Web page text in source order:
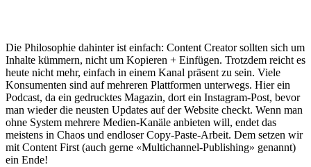
Die Philosophie dahinter ist einfach: Content Creator sollten sich um
Inhalte kümmern, nicht um Kopieren + Einfügen. Trotzdem reicht es
heute nicht mehr, einfach in einem Kanal präsent zu sein. Viele
Konsumenten sind auf mehreren Plattformen unterwegs. Hier ein
Podcast, da ein gedrucktes Magazin, dort ein Instagram-Post, bevor
man wieder die neusten Updates auf der Website checkt. Wenn man
ohne System mehrere Medien-Kanäle anbieten will, endet das
meistens in Chaos und endloser Copy-Paste-Arbeit. Dem setzen wir
mit Content First (auch gerne «Multichannel-Publishing» genannt)
ein Ende!